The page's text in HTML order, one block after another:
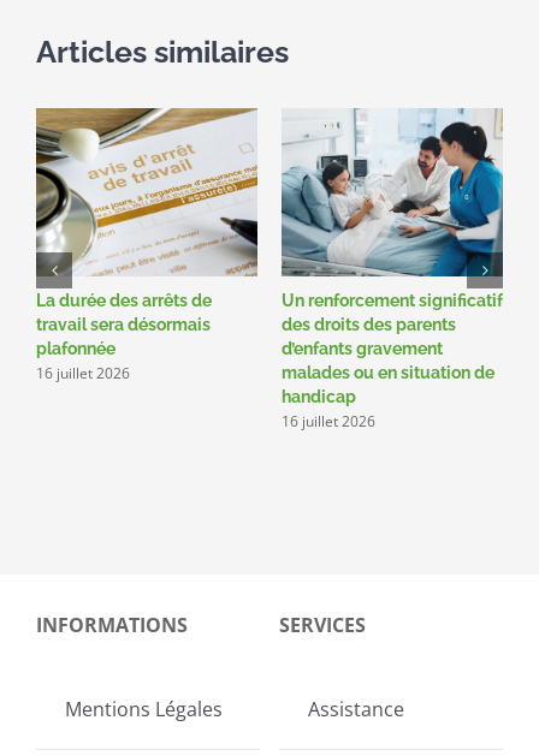
Articles similaires
La durée des arrêts de
travail sera désormais
plafonnée
16 juillet 2026
Un renforcement significatif
des droits des parents
d’enfants gravement
malades ou en situation de
handicap
16 juillet 2026
INFORMATIONS
Mentions Légales
SERVICES
Assistance